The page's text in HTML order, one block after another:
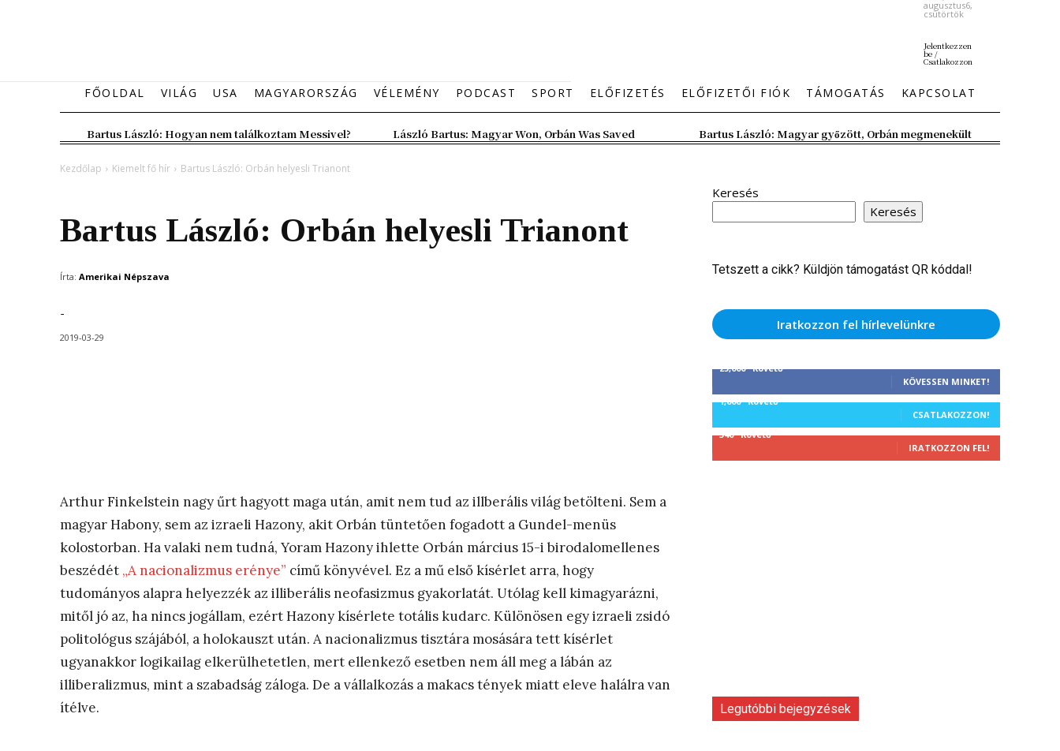
augusztus6,
csütörtök
Jelentkezzen
be /
Csatlakozzon
FŐOLDAL VILÁG USA MAGYARORSZÁG VÉLEMÉNY PODCAST SPORT ELŐFIZETÉS ELŐFIZETŐI FIÓK TÁMOGATÁS KAPCSOLAT
Bartus László: Hogyan nem találkoztam Messivel? László Bartus: Magyar Won, Orbán Was Saved Bartus László: Magyar győzött, Orbán megmenekült
Kezdőlap Kiemelt fő hír Bartus László: Orbán helyesli Trianont
Bartus László: Orbán helyesli Trianont
Írta: Amerikai Népszava
-
2019-03-29
Arthur Finkelstein nagy űrt hagyott maga után, amit nem tud az illberális világ betölteni. Sem a
magyar Habony, sem az izraeli Hazony, akit Orbán tüntetően fogadott a Gundel-menüs
kolostorban. Ha valaki nem tudná, Yoram Hazony ihlette Orbán március 15-i birodalomellenes
beszédét „A nacionalizmus erénye” című könyvével. Ez a mű első kísérlet arra, hogy
tudományos alapra helyezzék az illiberális neofasizmus gyakorlatát. Utólag kell kimagyarázni,
mitől jó az, ha nincs jogállam, ezért Hazony kísérlete totális kudarc. Különösen egy izraeli zsidó
politológus szájából, a holokauszt után. A nacionalizmus tisztára mosására tett kísérlet
ugyanakkor logikailag elkerülhetetlen, mert ellenkező esetben nem áll meg a lábán az
illiberalizmus, mint a szabadság záloga. De a vállalkozás a makacs tények miatt eleve halálra van
ítélve.
Keresés
Keresés
Tetszett a cikk? Küldjön támogatást QR kóddal!
Iratkozzon fel hírlevelünkre
25,000 Követő
KÖVESSEN MINKET!
1,000 Követő
CSATLAKOZZON!
340 Követő
IRATKOZZON FEL!
Legutóbbi bejegyzések